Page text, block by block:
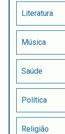
Literatura
Música
Saúde
Política
Religião